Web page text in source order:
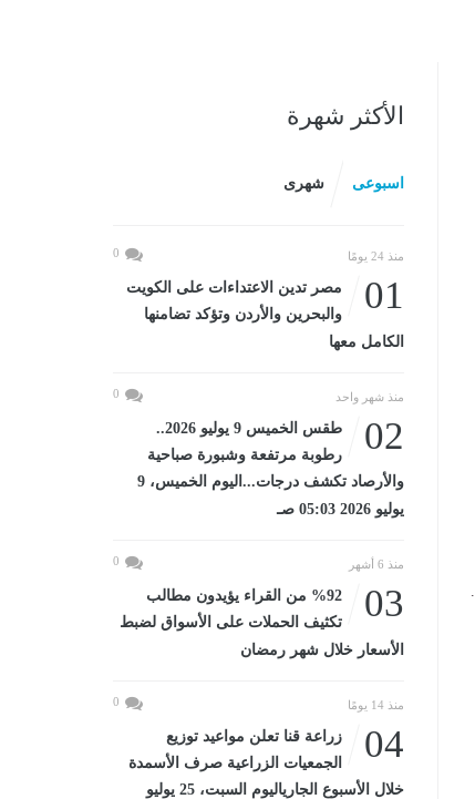
الأكثر شهرة
اسبوعى شهرى
منذ 24 يومًا 0
01
مصر تدين الاعتداءات على الكويت
والبحرين والأردن وتؤكد تضامنها
الكامل معها
منذ شهر واحد 0
02
طقس الخميس 9 يوليو 2026..
رطوبة مرتفعة وشبورة صباحية
والأرصاد تكشف درجات...اليوم الخميس، 9
يوليو 2026 05:03 صـ
منذ 6 أشهر 0
03
%92 من القراء يؤيدون مطالب
تكثيف الحملات على الأسواق لضبط
الأسعار خلال شهر رمضان
منذ 14 يومًا 0
04
زراعة قنا تعلن مواعيد توزيع
الجمعيات الزراعية صرف الأسمدة
خلال الأسبوع الجارياليوم السبت، 25 يوليو